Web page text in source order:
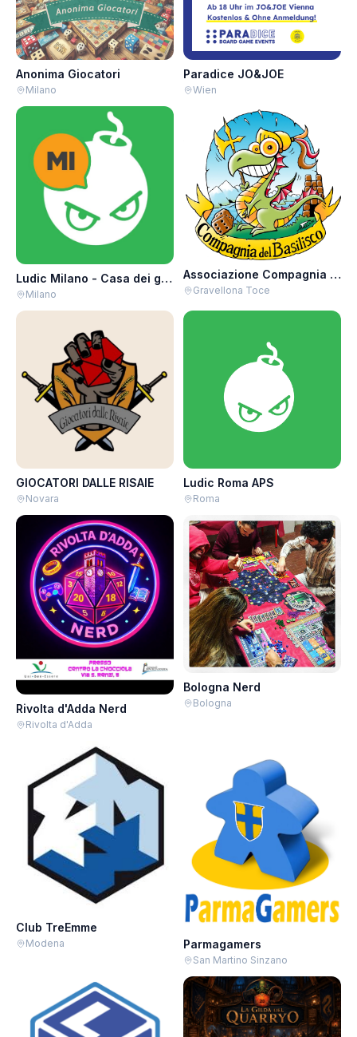
Anonima Giocatori
Milano
Paradice JO&JOE
Wien
Ludic Milano - Casa dei giochi
Milano
Associazione Compagnia del Basilisco APS-ARCI
Gravellona Toce
GIOCATORI DALLE RISAIE
Novara
Ludic Roma APS
Roma
Rivolta d'Adda Nerd
Rivolta d'Adda
Bologna Nerd
Bologna
Club TreEmme
Modena Parmagamers
San Martino Sinzano